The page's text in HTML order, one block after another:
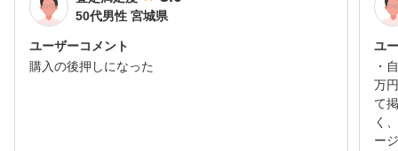
50代男性 宮城県
ユーザーコメント
購入の後押しになった
ユ
・
万
て
く
ー